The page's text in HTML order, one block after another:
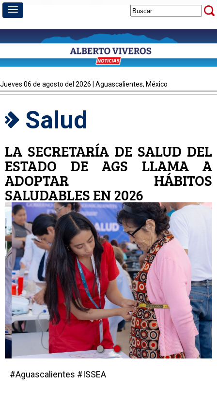
jueves 06 de agosto del 2026 | Aguascalientes, México
Salud
LA SECRETARÍA DE SALUD DEL
ESTADO DE AGS LLAMA A
ADOPTAR HÁBITOS
SALUDABLES EN 2026
• •
#Aguascalientes #ISSEA